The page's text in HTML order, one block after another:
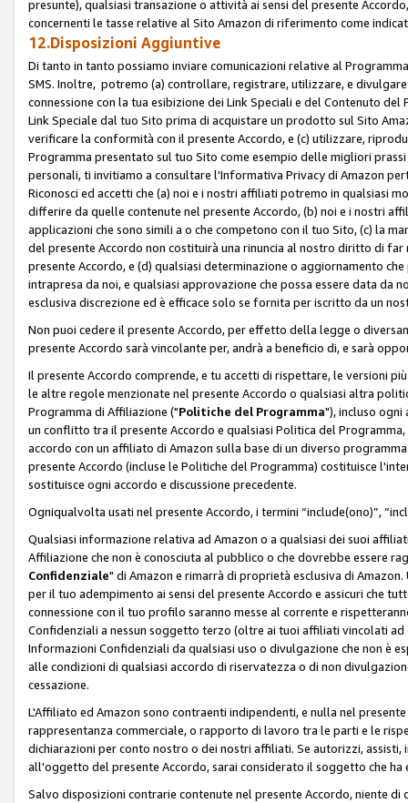
presunte), qualsiasi transazione o attività ai sensi del presente
concernenti le tasse relative al Sito Amazon di riferimento come
12.Disposizioni Aggiuntive
Di tanto in tanto possiamo inviare comunicazioni relative al
SMS. Inoltre, potremo (a) controllare, registrare, utilizzare, e
connessione con la tua esibizione dei Link Speciali e del Contenuto
Link Speciale dal tuo Sito prima di acquistare un prodotto sul Sito
verificare la conformità con il presente Accordo, e (c) utilizzare,
Programma presentato sul tuo Sito come esempio delle migliori
personali, ti invitiamo a consultare l'Informativa Privacy di Amazon
Riconosci ed accetti che (a) noi e i nostri affiliati potremo in qualsiasi
differire da quelle contenute nel presente Accordo, (b) noi e i nostri
applicazioni che sono simili a o che competono con il tuo Sito, (c) la
del presente Accordo non costituirà una rinuncia al nostro diritto di
presente Accordo, e (d) qualsiasi determinazione o aggiornamento
intrapresa da noi, e qualsiasi approvazione che possa essere data
esclusiva discrezione ed è efficace solo se fornita per iscritto da un
Non puoi cedere il presente Accordo, per effetto della legge o
presente Accordo sarà vincolante per, andrà a beneficio di, e sarà
Il presente Accordo comprende, e tu accetti di rispettare, le versioni
le altre regole menzionate nel presente Accordo o qualsiasi altra
Programma di Affiliazione ("Politiche del Programma"), incluso
un conflitto tra il presente Accordo e qualsiasi Politica del
accordo con un affiliato di Amazon sulla base di un diverso
presente Accordo (incluse le Politiche del Programma) costituisce
sostituisce ogni accordo e discussione precedente.
Ogniqualvolta usati nel presente Accordo, i termini “include(ono)”,
Qualsiasi informazione relativa ad Amazon o a qualsiasi dei suoi
Affiliazione che non è conosciuta al pubblico o che dovrebbe essere
Confidenziale" di Amazon e rimarrà di proprietà esclusiva di
per il tuo adempimento ai sensi del presente Accordo e assicuri che
connessione con il tuo profilo saranno messe al corrente e
Confidenziali a nessun soggetto terzo (oltre ai tuoi affiliati vincolati
Informazioni Confidenziali da qualsiasi uso o divulgazione che non è
alle condizioni di qualsiasi accordo di riservatezza o di non
cessazione.
L'Affiliato ed Amazon sono contraenti indipendenti, e nulla nel
rappresentanza commerciale, o rapporto di lavoro tra le parti e le
dichiarazioni per conto nostro o dei nostri affiliati. Se autorizzi,
all'oggetto del presente Accordo, sarai considerato il soggetto che
Salvo disposizioni contrarie contenute nel presente Accordo, niente